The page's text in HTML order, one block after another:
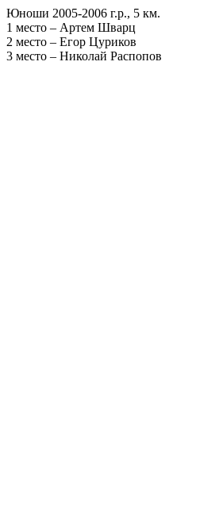
Юноши 2005-2006 г.р., 5 км.
1 место – Артем Шварц
2 место – Егор Цуриков
3 место – Николай Распопов